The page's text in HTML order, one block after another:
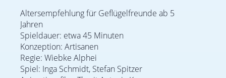
Altersempfehlung für Geflügelfreunde ab 5
Jahren
Spieldauer: etwa 45 Minuten
Konzeption: Artisanen
Regie: Wiebke Alphei
Spiel: Inga Schmidt, Stefan Spitzer